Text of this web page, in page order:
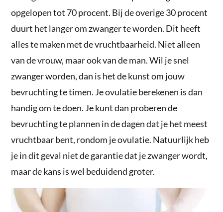
opgelopen tot 70 procent. Bij de overige 30 procent
duurt het langer om zwanger te worden. Dit heeft
alles te maken met de vruchtbaarheid. Niet alleen
van de vrouw, maar ook van de man. Wil je snel
zwanger worden, dan is het de kunst om jouw
bevruchting te timen. Je ovulatie berekenen is dan
handig om te doen. Je kunt dan proberen de
bevruchting te plannen in de dagen dat je het meest
vruchtbaar bent, rondom je ovulatie. Natuurlijk heb
je in dit geval niet de garantie dat je zwanger wordt,
maar de kans is wel beduidend groter.